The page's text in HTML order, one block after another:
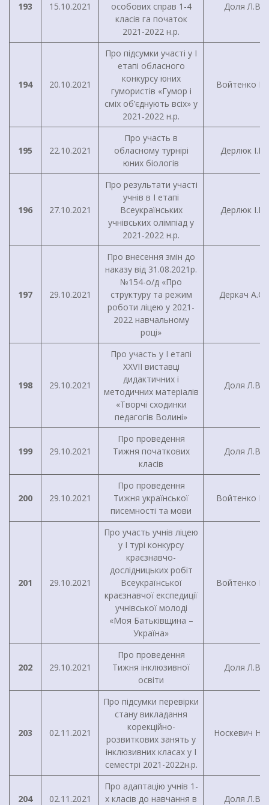
193 15.10.2021
особових справ 1-4
класів га початок
2021-2022 н.р.
Доля Л.В.
194 20.10.2021
Про підсумки участі у I
етапі обласного
конкурсу юних
гумористів «Гумор і
сміх об’єднують всіх» у
2021-2022 н.р.
Войтенко І.Г.
195 22.10.2021
Про участь в
обласному турнірі
юних біологів
Дерлюк І.В.
196 27.10.2021
Про результати участі
учнів в I етапі
Всеукраїнських
учнівських олімпіад у
2021-2022 н.р.
Дерлюк І.В.
197 29.10.2021
Про внесення змін до
наказу від 31.08.2021р.
№154-о/д «Про
структуру та режим
роботи ліцею у 2021-
2022 навчальному
році»
Деркач А.О.
198 29.10.2021
Про участь у I етапі
XXVII виставці
дидактичних і
методичних матеріалів
«Творчі сходинки
педагогів Волині»
Доля Л.В.
199 29.10.2021
Про проведення
Тижня початкових
класів
Доля Л.В.
200 29.10.2021
Про проведення
Тижня української
писемності та мови
Войтенко І.Г.
201 29.10.2021
Про участь учнів ліцею
у I турі конкурсу
краєзнавчо-
дослідницьких робіт
Всеукраїнської
краєзнавчої експедиції
учнівської молоді
«Моя Батьківщина –
Україна»
Войтенко І.Г.
202 29.10.2021
Про проведення
Тижня інклюзивної
освіти
Доля Л.В.
203 02.11.2021
Про підсумки перевірки
стану викладання
корекційно-
розвиткових занять у
інклюзивних класах у І
семестрі 2021-2022н.р.
Носкевич
204 02.11.2021
Про адаптацію учнів 1-
х класів до навчання в
Доля Л.В.